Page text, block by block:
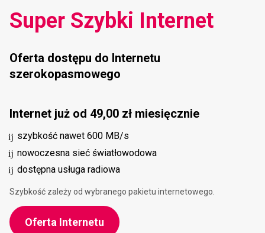
Super Szybki Internet
Oferta dostępu do Internetu
szerokopasmowego
Internet już od 49,00 zł miesięcznie
szybkość nawet 600 MB/s
nowoczesna sieć światłowodowa
dostępna usługa radiowa
Szybkość zależy od wybranego pakietu internetowego.
Oferta Internetu